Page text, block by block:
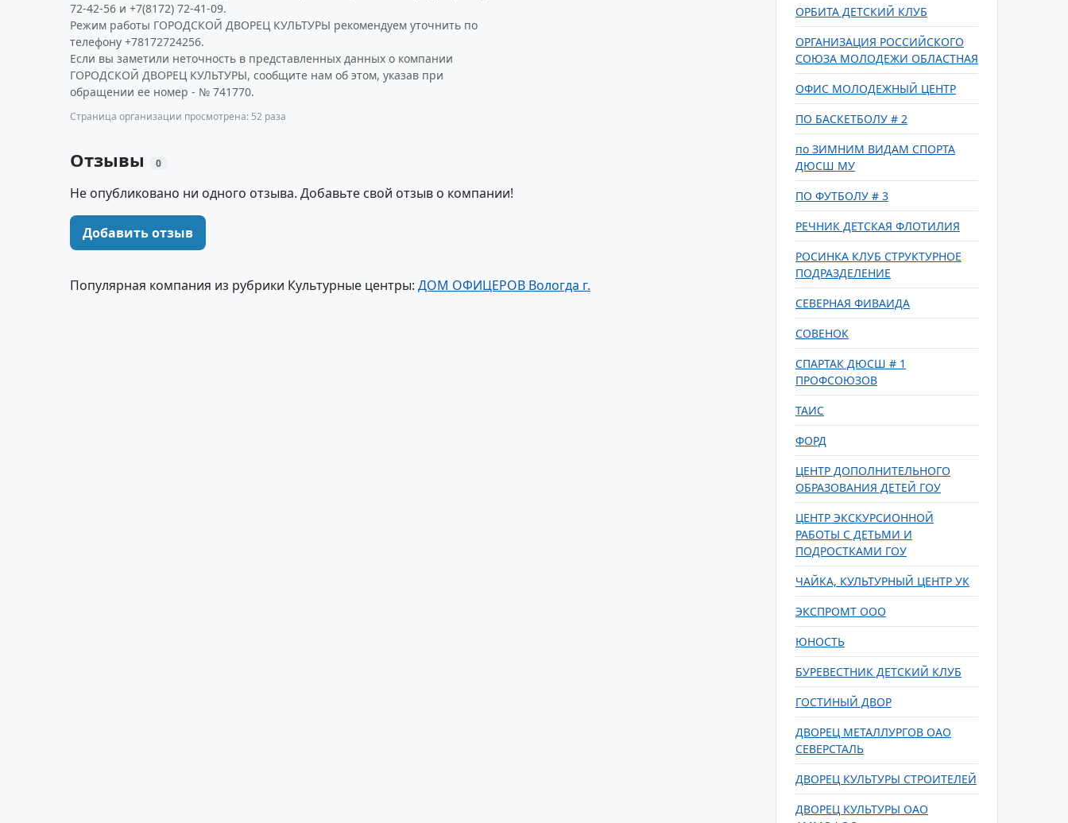
72-42-56 и +7(8172) 72-41-09.
Режим работы ГОРОДСКОЙ ДВОРЕЦ КУЛЬТУРЫ рекомендуем уточнить по
телефону +78172724256.
Если вы заметили неточность в представленных данных о компании
ГОРОДСКОЙ ДВОРЕЦ КУЛЬТУРЫ, сообщите нам об этом, указав при
обращении ее номер - № 741770.
Страница организации просмотрена: 52 раза
Отзывы 0
Не опубликовано ни одного отзыва. Добавьте свой отзыв о компании!
Добавить отзыв
Популярная компания из рубрики Культурные центры: ДОМ ОФИЦЕРОВ Вологда г.
ОРБИТА ДЕТСКИЙ КЛУБ
ОРГАНИЗАЦИЯ РОССИЙСКОГО
СОЮЗА МОЛОДЕЖИ ОБЛАСТНАЯ
ОФИС МОЛОДЕЖНЫЙ ЦЕНТР
ПО БАСКЕТБОЛУ # 2
по ЗИМНИМ ВИДАМ СПОРТА
ДЮСШ МУ
ПО ФУТБОЛУ # 3
РЕЧНИК ДЕТСКАЯ ФЛОТИЛИЯ
РОСИНКА КЛУБ СТРУКТУРНОЕ
ПОДРАЗДЕЛЕНИЕ
СЕВЕРНАЯ ФИВАИДА
СОВЕНОК
СПАРТАК ДЮСШ # 1
ПРОФСОЮЗОВ
ТАИС
ФОРД
ЦЕНТР ДОПОЛНИТЕЛЬНОГО
ОБРАЗОВАНИЯ ДЕТЕЙ ГОУ
ЦЕНТР ЭКСКУРСИОННОЙ
РАБОТЫ С ДЕТЬМИ И
ПОДРОСТКАМИ ГОУ
ЧАЙКА, КУЛЬТУРНЫЙ ЦЕНТР УК
ЭКСПРОМТ ООО
ЮНОСТЬ
БУРЕВЕСТНИК ДЕТСКИЙ КЛУБ
ГОСТИНЫЙ ДВОР
ДВОРЕЦ МЕТАЛЛУРГОВ ОАО
СЕВЕРСТАЛЬ
ДВОРЕЦ КУЛЬТУРЫ СТРОИТЕЛЕЙ
ДВОРЕЦ КУЛЬТУРЫ ОАО